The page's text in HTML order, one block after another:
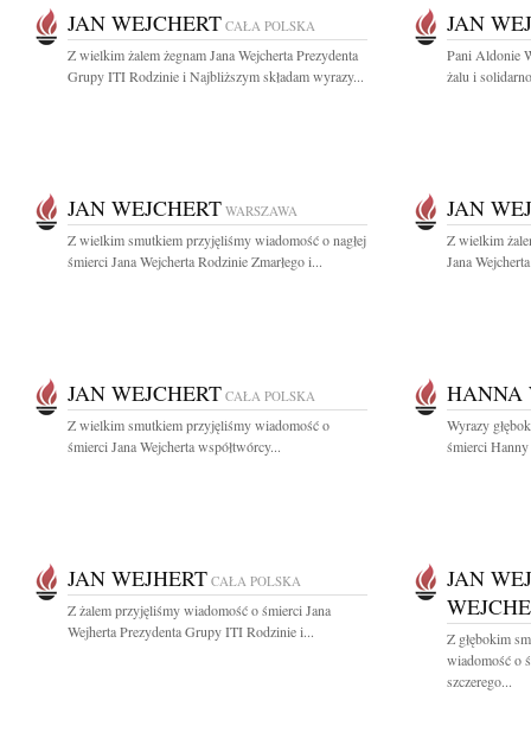
JAN WEJCHERT CAŁA POLSKA
Z wielkim żalem żegnam Jana Wejcherta Prezydenta
Grupy ITI Rodzinie i Najbliższym składam wyrazy...
JAN
Pani Aldonie
żalu i
JAN WEJCHERT WARSZAWA
Z wielkim smutkiem przyjęliśmy wiadomość o nagłej
śmierci Jana Wejcherta Rodzinie Zmarłego i...
JAN
Z wielkim
Jana
JAN WEJCHERT CAŁA POLSKA
Z wielkim smutkiem przyjęliśmy wiadomość o
śmierci Jana Wejcherta współtwórcy...
HANNA
Wyrazy
śmierci
JAN WEJHERT CAŁA POLSKA
Z żalem przyjęliśmy wiadomość o śmierci Jana
Wejherta Prezydenta Grupy ITI Rodzinie i...
JAN
Z głębokim
wiadomość o
szczerego...